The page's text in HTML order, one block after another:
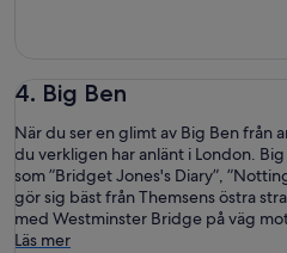
4. Big Ben
När du ser en glimt av Big Ben från
du verkligen har anlänt i London.
som ”Bridget Jones's Diary”,
gör sig bäst från Themsens östra
med Westminster Bridge på väg
Läs mer